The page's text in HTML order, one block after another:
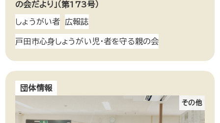
の会だより」（第173号）
しょうがい者 広報誌
戸田市心身しょうがい児・者を守る親の会
団体情報
その他